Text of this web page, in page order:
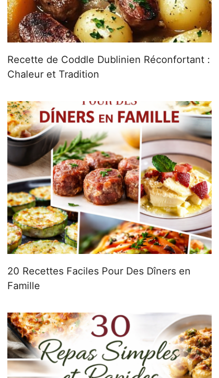
Recette de Coddle Dublinien Réconfortant :
Chaleur et Tradition
20 Recettes Faciles Pour Des Dîners en
Famille